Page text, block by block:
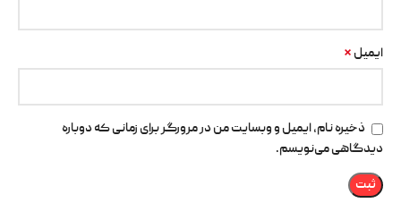
ایمیل *
ذخیره نام، ایمیل و وبسایت من در مرورگر برای زمانی که دوباره
دیدگاهی می‌نویسم.